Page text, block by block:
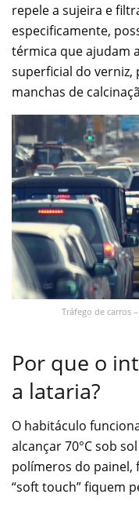
repele a sujeira e
especificamente,
térmica que ajudam
superficial do
manchas de
Tráfego de carros
Por que o
a lataria?
O habitáculo
alcançar 70°C sob
polímeros do painel,
“soft touch” fiquem